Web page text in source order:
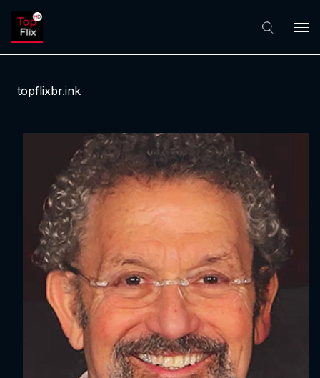
topflixbr.ink